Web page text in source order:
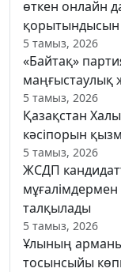
өткен онлайн
5 тамыз, 2026
«Байтақ»
маңғыстаулық
5 тамыз, 2026
Қазақстан
кәсіпорын
5 тамыз, 2026
ЖСДП
мұғалімдермен
талқылады
5 тамыз, 2026
Ұлының
тосынсыйы